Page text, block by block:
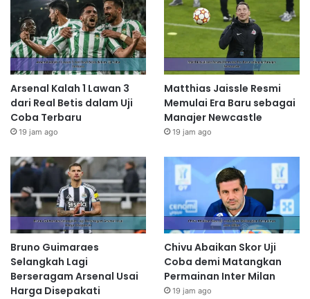
Arsenal Kalah 1 Lawan 3
dari Real Betis dalam Uji
Coba Terbaru
19 jam ago
Matthias Jaissle Resmi
Memulai Era Baru sebagai
Manajer Newcastle
19 jam ago
Bruno Guimaraes
Selangkah Lagi
Berseragam Arsenal Usai
Harga Disepakati
Chivu Abaikan Skor Uji
Coba demi Matangkan
Permainan Inter Milan
19 jam ago